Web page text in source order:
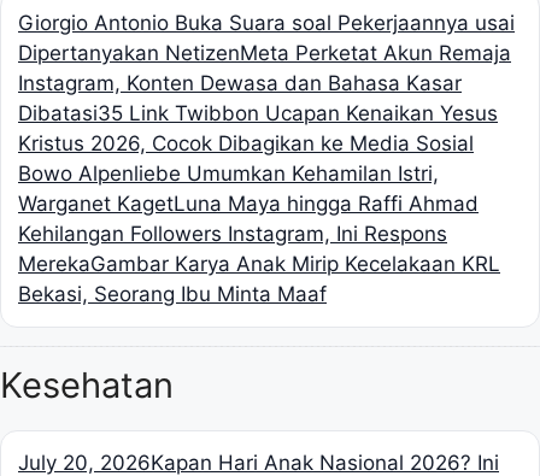
Giorgio Antonio Buka Suara soal Pekerjaannya usai
Dipertanyakan NetizenMeta Perketat Akun Remaja
Instagram, Konten Dewasa dan Bahasa Kasar
Dibatasi35 Link Twibbon Ucapan Kenaikan Yesus
Kristus 2026, Cocok Dibagikan ke Media Sosial
Bowo Alpenliebe Umumkan Kehamilan Istri,
Warganet KagetLuna Maya hingga Raffi Ahmad
Kehilangan Followers Instagram, Ini Respons
MerekaGambar Karya Anak Mirip Kecelakaan KRL
Bekasi, Seorang Ibu Minta Maaf
Kesehatan
July 20, 2026Kapan Hari Anak Nasional 2026? Ini